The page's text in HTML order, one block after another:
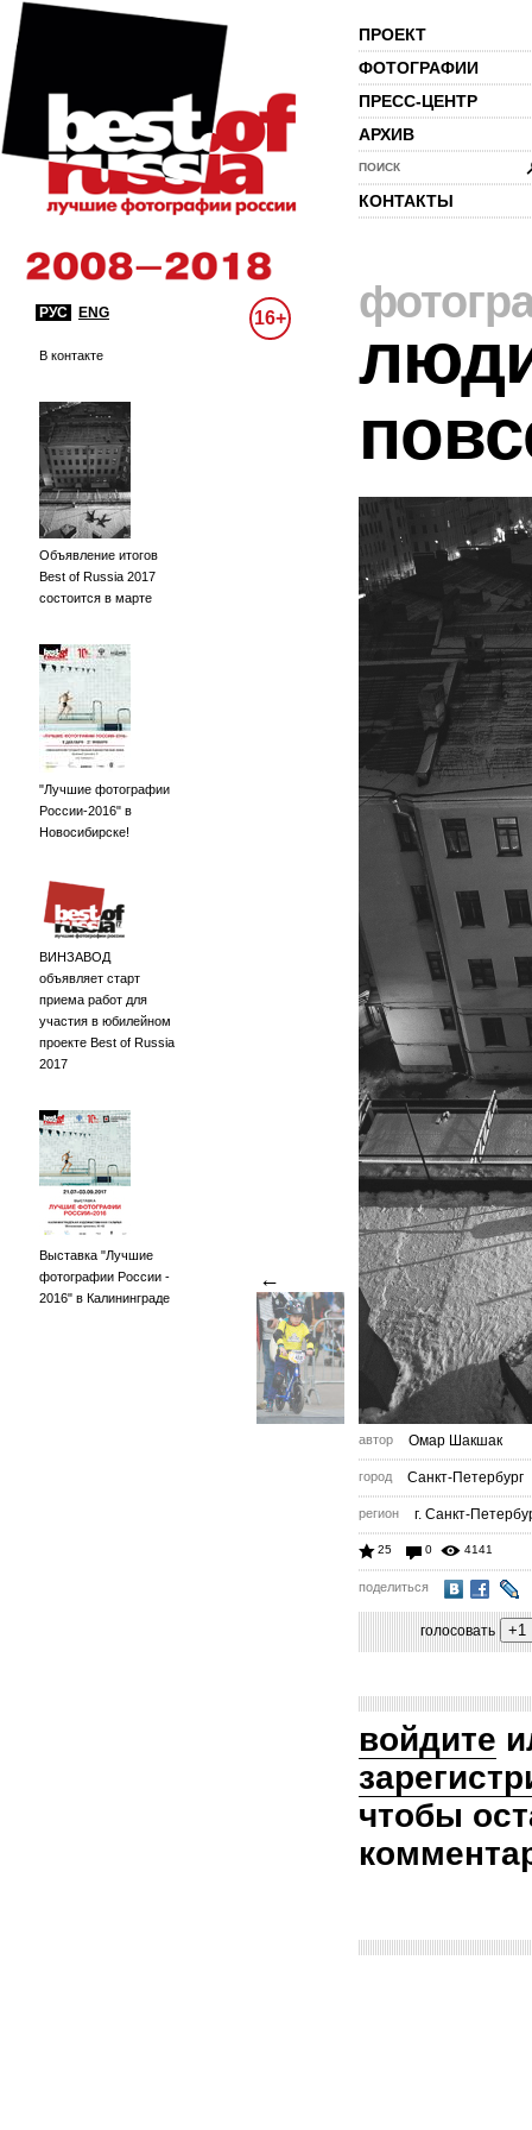
ПРОЕКТ
ФОТОГРАФИИ
ПРЕСС-ЦЕНТР
АРХИВ
ПОИСК
КОНТАКТЫ
РУС ENG 16+
В контакте
Объявление итогов
Best of Russia 2017
состоится в марте
"Лучшие фотографии
России-2016" в
Новосибирске!
ВИНЗАВОД
объявляет старт
приема работ для
участия в юбилейном
проекте Best of Russia
2017
Выставка "Лучшие
фотографии России -
2016" в Калининграде
←
автор Омар Шакшак
город Санкт-Петербург
регион г. Санкт-
25 0 4141
поделиться
голосовать
войдите
чтобы